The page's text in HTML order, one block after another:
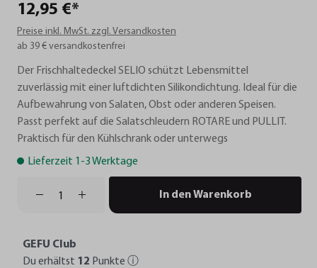
12,95 €*
Preise inkl. MwSt. zzgl. Versandkosten
ab 39 € versandkostenfrei
Der Frischhaltedeckel SELIO schützt Lebensmittel
zuverlässig mit einer luftdichten Silikondichtung. Ideal für die
Aufbewahrung von Salaten, Obst oder anderen Speisen.
Passt perfekt auf die Salatschleudern ROTARE und PULLIT.
Praktisch für den Kühlschrank oder unterwegs
Lieferzeit 1-3 Werktage
In den Warenkorb
GEFU Club
Du erhältst 12 Punkte ⓘ